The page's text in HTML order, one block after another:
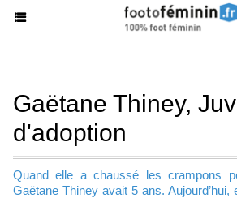
Gaëtane Thiney,
d'adoption
Quand elle a chaussé les crampons
Gaëtane Thiney avait 5 ans. Aujourd’hui,